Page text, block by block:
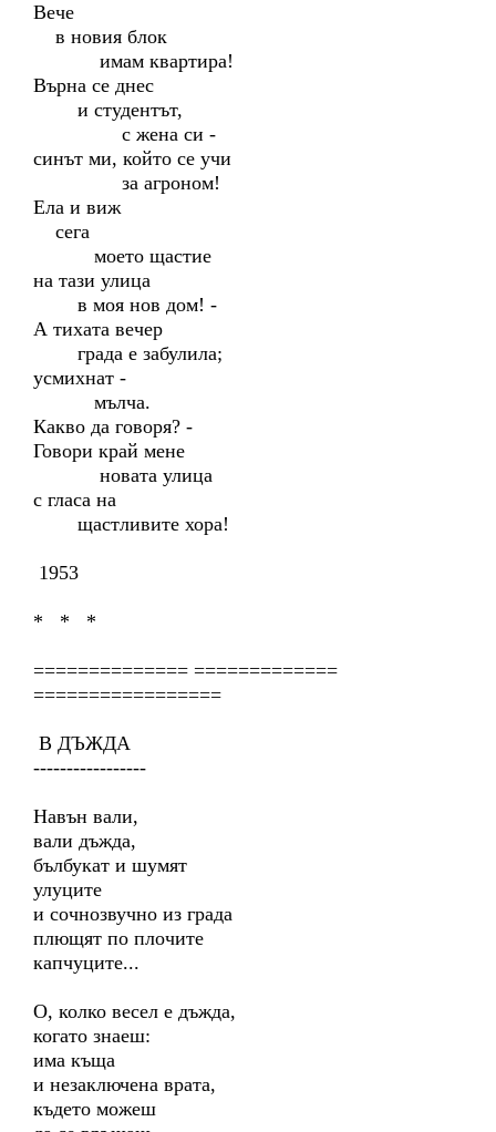
Вече
в новия блок
имам квартира!
Върна се днес
и студентът,
с жена си -
синът ми, който се учи
за агроном!
Ела и виж
сега
моето щастие
на тази улица
в моя нов дом! -
А тихата вечер
града е забулила;
усмихнат -
мълча.
Какво да говоря? -
Говори край мене
новата улица
с гласа на
щастливите хора!
1953
* * *
============== =============
=================
В ДЪЖДА
-----------------
Навън вали,
вали дъжда,
бълбукат и шумят
улуците
и сочнозвучно из града
плющят по плочите
капчуците...
О, колко весел е дъжда,
когато знаеш:
има къща
и незаключена врата,
където можеш